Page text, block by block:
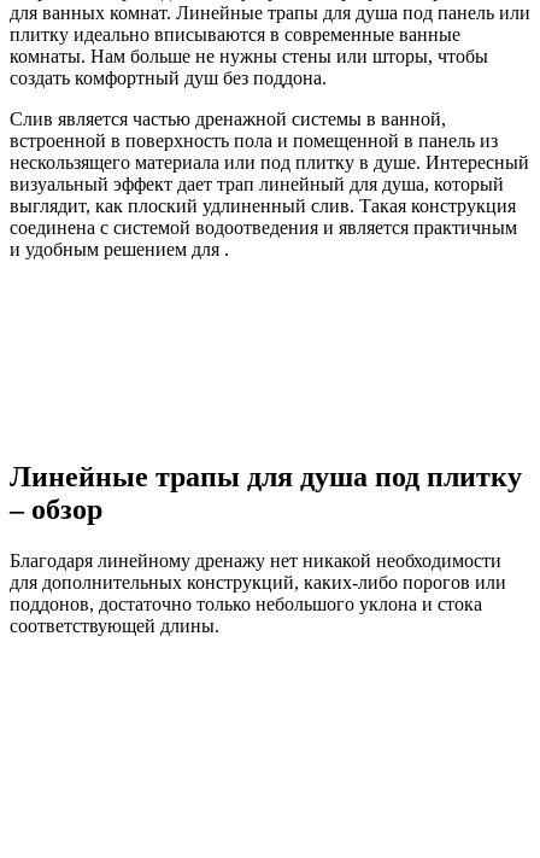
для ванных комнат. Линейные трапы для душа под панель или
плитку идеально вписываются в современные ванные
комнаты. Нам больше не нужны стены или шторы, чтобы
создать комфортный душ без поддона.
Слив является частью дренажной системы в ванной,
встроенной в поверхность пола и помещенной в панель из
нескользящего материала или под плитку в душе. Интересный
визуальный эффект дает трап линейный для душа, который
выглядит, как плоский удлиненный слив. Такая конструкция
соединена с системой водоотведения и является практичным
и удобным решением для .
Линейные трапы для душа под плитку
– обзор
Благодаря линейному дренажу нет никакой необходимости
для дополнительных конструкций, каких-либо порогов или
поддонов, достаточно только небольшого уклона и стока
соответствующей длины.